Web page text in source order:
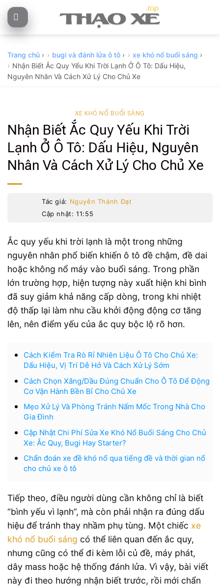
Skip
to
Trang chủ › bugi và đánh lửa ô tô › xe khó nổ buổi sáng ›
Nhận Biết Ắc Quy Yếu Khi Trời Lạnh Ở Ô Tô: Dấu Hiệu,
Nguyên Nhân Và Cách Xử Lý Cho Chủ Xe
XE KHÓ NỔ BUỔI SÁNG
Nhận Biết Ắc Quy Yếu Khi Trời
Lạnh Ở Ô Tô: Dấu Hiệu, Nguyên
Nhân Và Cách Xử Lý Cho Chủ Xe
Tác giả: Nguyễn Thành Đạt
Cập nhật: 11:55
Ắc quy yếu khi trời lạnh là một trong những
nguyên nhân phổ biến khiến ô tô đề chậm, đề dai
hoặc không nổ máy vào buổi sáng. Trong phần
lớn trường hợp, hiện tượng này xuất hiện khi bình
đã suy giảm khả năng cấp dòng, trong khi nhiệt
độ thấp lại làm nhu cầu khởi động động cơ tăng
lên, nên điểm yếu của ắc quy bộc lộ rõ hơn.
Cách Kiểm Tra Rò Rỉ Nhiên Liệu Ô Tô Cho Chủ Xe:
Dấu Hiệu, Vị Trí Dễ Hở Và Cách Xử Lý Sớm
Cách Chọn Xăng/Dầu Đúng Chuẩn Cho Ô Tô Để Động
Cơ Vận Hành Bền Bỉ Cho Chủ Xe
Mẹo Xử Lý Và Phòng Tránh Nấm Mốc Trong Nhà Cho
Gia Đình
Cập Nhật Chi Phí Sửa Xe Khó Nổ Buổi Sáng Cho Chủ
Xe: Ắc Quy, Bugi Hay Starter?
Chẩn đoán xe đề khó nổ qua tiếng đề và thời gian nổ
cho chủ xe ô tô
Tiếp theo, điều người dùng cần không chỉ là biết
“bình yếu vì lạnh”, mà còn phải nhận ra đúng dấu
hiệu để tránh thay nhầm phụ tùng. Một chiếc xe
khó nổ buổi sáng có thể liên quan đến ắc quy,
nhưng cũng có thể đi kèm lỗi củ đề, máy phát,
dây mass hoặc hệ thống đánh lửa. Vì vậy, bài viết
này đi theo hướng nhận biết trước, rồi mới chẩn